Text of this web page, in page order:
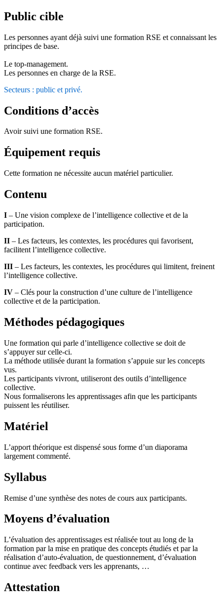
Public cible
Les personnes ayant déjà suivi une formation RSE et connaissant les
principes de base.
Le top-management.
Les personnes en charge de la RSE.
Secteurs : public et privé.
Conditions d’accès
Avoir suivi une formation RSE.
Équipement requis
Cette formation ne nécessite aucun matériel particulier.
Contenu
I – Une vision complexe de l’intelligence collective et de la
participation.
II – Les facteurs, les contextes, les procédures qui favorisent,
facilitent l’intelligence collective.
III – Les facteurs, les contextes, les procédures qui limitent, freinent
l’intelligence collective.
IV – Clés pour la construction d’une culture de l’intelligence
collective et de la participation.
Méthodes pédagogiques
Une formation qui parle d’intelligence collective se doit de
s’appuyer sur celle-ci.
La méthode utilisée durant la formation s’appuie sur les concepts
vus.
Les participants vivront, utiliseront des outils d’intelligence
collective.
Nous formaliserons les apprentissages afin que les participants
puissent les réutiliser.
Matériel
L’apport théorique est dispensé sous forme d’un diaporama
largement commenté.
Syllabus
Remise d’une synthèse des notes de cours aux participants.
Moyens d’évaluation
L’évaluation des apprentissages est réalisée tout au long de la
formation par la mise en pratique des concepts étudiés et par la
réalisation d’auto-évaluation, de questionnement, d’évaluation
continue avec feedback vers les apprenants, …
Attestation